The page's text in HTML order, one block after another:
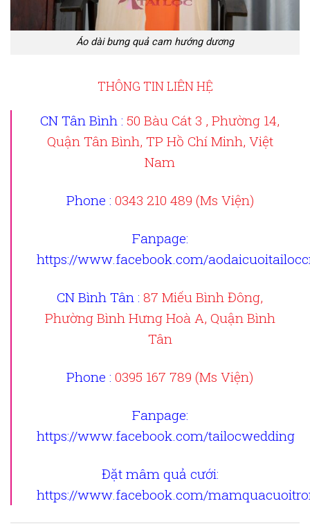
Áo dài bưng quả cam hướng dương
THÔNG TIN LIÊN HỆ
CN Tân Bình : 50 Bàu Cát 3 , Phường 14,
Quận Tân Bình, TP Hồ Chí Minh, Việt
Nam
Phone : 0343 210 489 (Ms Viện)
Fanpage:
https://www.facebook.com/
CN Bình Tân : 87 Miếu Bình Đông,
Phường Bình Hưng Hoà A, Quận Bình
Tân
Phone : 0395 167 789 (Ms Viện)
Fanpage:
https://www.facebook.com/tailocwedding
Đặt mâm quả cưới:
https://www.facebook.com/